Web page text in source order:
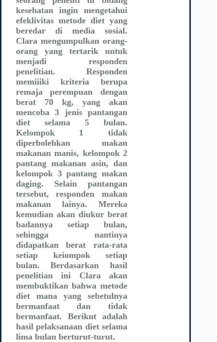
kesehatan ingin mengetahui
efeklivitas metode diet yang
beredar di media sosial.
Clara mengumpulkan orang-
orang yang tertarik untuk
menjadi responden
penelitian. Responden
memiiiki kriteria berupa
remaja perempuan dengan
berat 70 kg, yang akan
mencoba 3 jenis pantangan
diet selama 5 bulan.
Kelompok 1 tidak
diperbolehkan makan
makanan manis, kelompok 2
pantang makanan asin, dan
kelompok 3 pantang makan
daging. Selain pantangan
tersebut, responden makan
makanan lainya. Mereka
kemudian akan diukur berat
badannya setiap bulan,
sehingga nantinya
didapatkan berat rata-rata
setiap keiompok setiap
bulan. Berdasarkan hasil
penelitian ini Clara akan
membuktikan bahwa metode
diet mana yang sebetulnya
bermanfaat dan tidak
bermanfaat. Berikut adalah
hasil pelaksanaan diet selama
lima bulan berturut-turut.